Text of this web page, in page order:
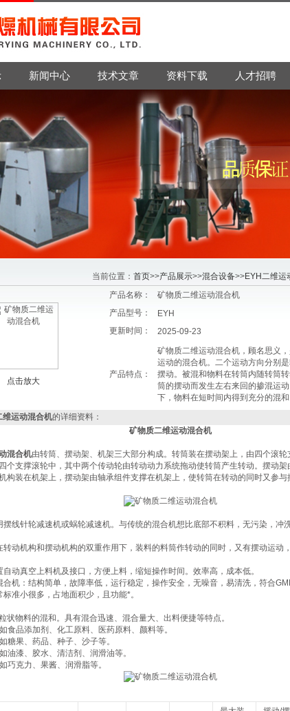
新闻中心 技术文章 资料下载 人才招聘
当前位置： 首页>>产品展示>>混合设备>>EYH二维运
点击放大
产品名称：
矿物质二维运动混合机
产品型号：
EYH
更新时间：
2025-09-23
产品特点：
矿物质二维运动混合机，顾名思义
运动的混合机。二个运动方向分别
摆动。被混和物料在转筒内随转筒
筒的摆动而发生左右来回的掺混运
下，物料在短时间内得到充分的混和
维运动混合机的详细资料：
矿物质二维运动混合机
混合机由转筒、摆动架、机架三大部分构成。转筒装在摆动架上，由四个滚
个支撑滚轮中，其中两个传动轮由转动动力系统拖动使转筒产生转动。摆动
构装在机架上，摆动架由轴承组件支撑在机架上，使转筒在转动的同时又参
摆线针轮减速机或蜗轮减速机。与传统的混合机想比底部不积料，无污染，冲
转动机构和摆动机构的双重作用下，装料的料筒作转动的同时，又有摆动运动
动真空上料机及接口，方便上料，缩短操作时间。效率高，成本低。
机：结构简单，故障率低，运行稳定，操作安全，无噪音，易清洗，符合
准小很多，占地面积少，且功能*。
状物料的混和。具有混合迅速、混合量大、出料便捷等特点。
食品添加剂、化工原料、医药原料、颜料等。
糖果、药品、种子、沙子等。
油漆、胶水、清洁剂、润滑油等。
巧克力、果酱、润滑脂等。